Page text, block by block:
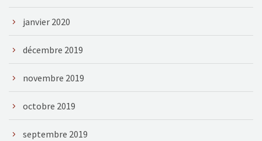
janvier 2020
décembre 2019
novembre 2019
octobre 2019
septembre 2019